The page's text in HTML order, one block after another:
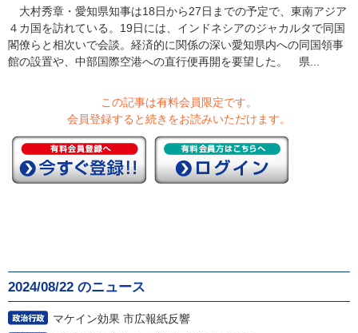
大村秀章・愛知県知事は18日から27日までの予定で、東南アジア
４カ国を訪れている。19日には、インドネシアのジャカルタで同国
閣僚らと相次いで会談。経済的に関係の深い愛知県内への同国領事
館の設置や、中部国際空港への直行便再開を要望した。 県...
この記事は有料会員限定です。
会員登録すると続きをお読みいただけます。
2024/08/22 のニュース
マケイン効果 市広報紙反響